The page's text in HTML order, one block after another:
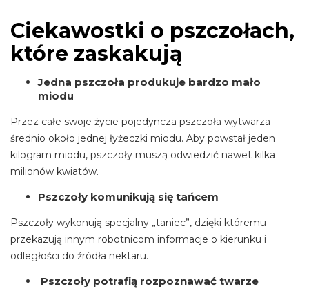
Ciekawostki o pszczołach,
które zaskakują
Jedna pszczoła produkuje bardzo mało
miodu
Przez całe swoje życie pojedyncza pszczoła wytwarza
średnio około jednej łyżeczki miodu. Aby powstał jeden
kilogram miodu, pszczoły muszą odwiedzić nawet kilka
milionów kwiatów.
Pszczoły komunikują się tańcem
Pszczoły wykonują specjalny „taniec”, dzięki któremu
przekazują innym robotnicom informacje o kierunku i
odległości do źródła nektaru.
Pszczoły potrafią rozpoznawać twarze